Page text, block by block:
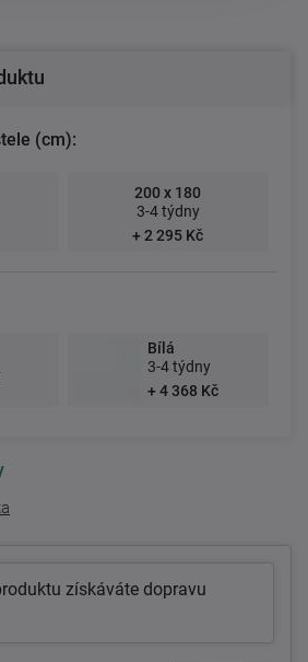
(cm):
200 x 180
3-4 týdny
+ 2 295 Kč
Bílá
3-4 týdny
+ 4 368 Kč
získáváte dopravu